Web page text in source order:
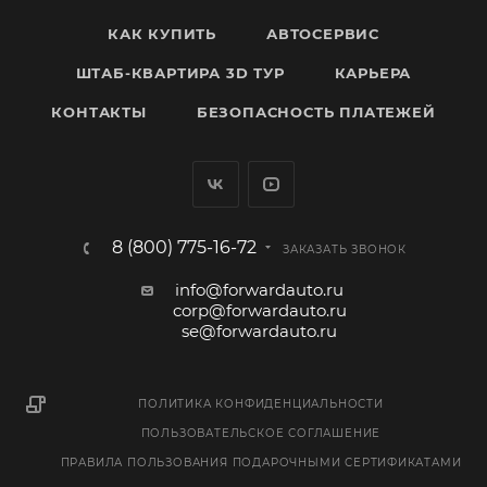
КАК КУПИТЬ АВТОСЕРВИС
ШТАБ-КВАРТИРА 3D ТУР КАРЬЕРА
КОНТАКТЫ БЕЗОПАСНОСТЬ ПЛАТЕЖЕЙ
8 (800) 775-16-72 ЗАКАЗАТЬ ЗВОНОК
info@forwardauto.ru
corp@forwardauto.ru
se@forwardauto.ru
ПОЛИТИКА КОНФИДЕНЦИАЛЬНОСТИ
ПОЛЬЗОВАТЕЛЬСКОЕ СОГЛАШЕНИЕ
ПРАВИЛА ПОЛЬЗОВАНИЯ ПОДАРОЧНЫМИ СЕРТИФИКАТАМИ